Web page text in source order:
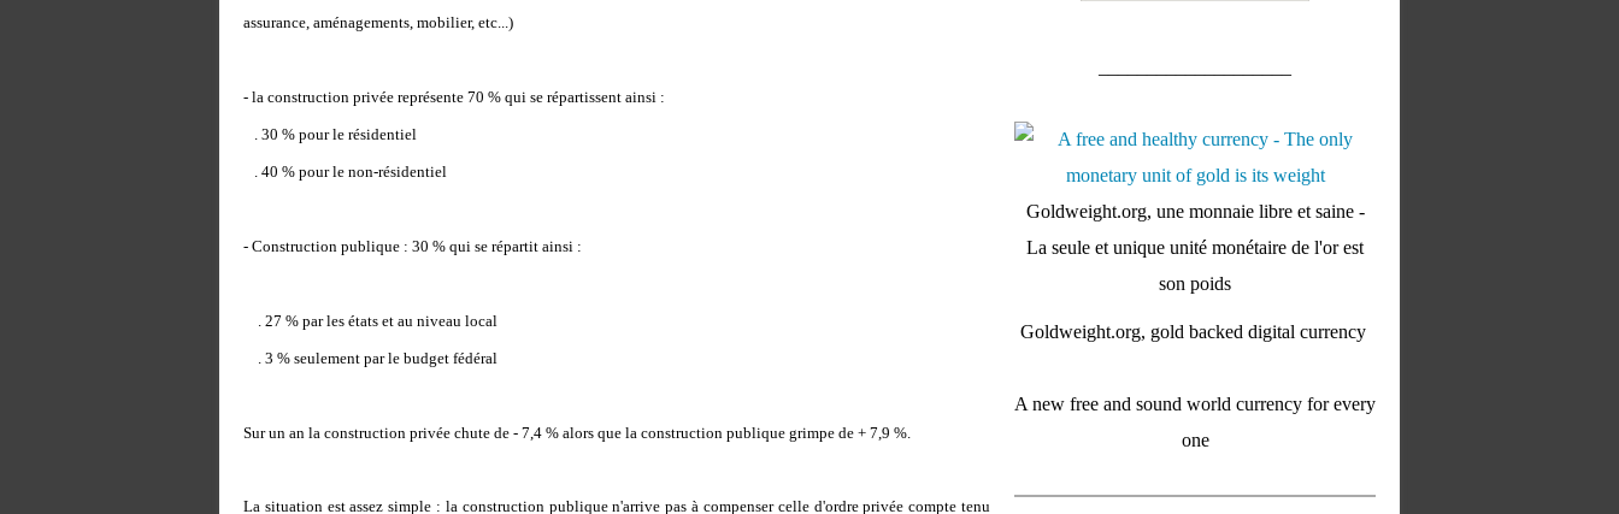
assurance, aménagements, mobilier, etc...)
- la construction privée représente 70 % qui se répartissent ainsi :
. 30 % pour le résidentiel
. 40 % pour le non-résidentiel
- Construction publique : 30 % qui se répartit ainsi :
. 27 % par les états et au niveau local
. 3 % seulement par le budget fédéral
Sur un an la construction privée chute de - 7,4 % alors que la construction publique grimpe de + 7,9 %.
La situation est assez simple : la construction publique n'arrive pas à compenser celle d'ordre privée compte tenu
Goldweight.org, une monnaie libre et saine -
La seule et unique unité monétaire de l'or est
son poids
Goldweight.org, gold backed digital currency
A new free and sound world currency for every
one